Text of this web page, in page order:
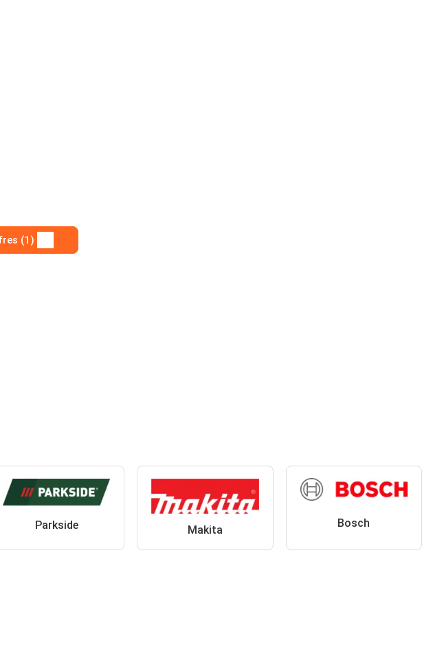
(1)
Parkside Makita
Bosch